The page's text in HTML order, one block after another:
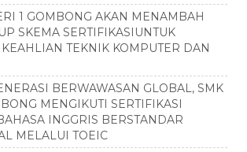
1 GOMBONG AKAN MENAMBAH
SKEMA SERTIFIKASIUNTUK
KEAHLIAN TEKNIK KOMPUTER DAN
BERWAWASAN GLOBAL, SMK
MENGIKUTI SERTIFIKASI
INGGRIS BERSTANDAR
MELALUI TOEIC